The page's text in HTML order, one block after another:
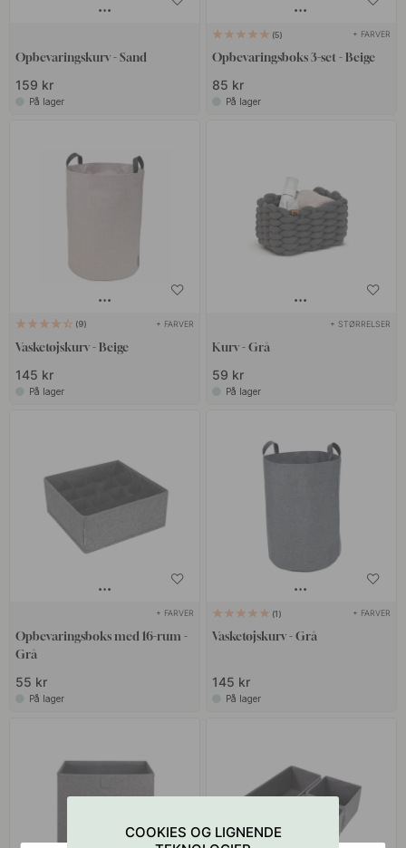
Opbevaringskurv - Sand
159 kr
På lager
5 + FARVER
Opbevaringsboks 3-set - Beige
85 kr
På lager
9 + FARVER
Vasketøjskurv - Beige
145 kr
På lager
+ STØRRELSER
Kurv - Grå
59 kr
På lager
+ FARVER
Opbevaringsboks med 16-rum -
Grå
55 kr
På lager
1 + FARVER
Vasketøjskurv - Grå
145 kr
På lager
COOKIES OG LIGNENDE